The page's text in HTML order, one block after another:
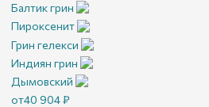
Балтик грин
Пироксенит
Грин гелекси
Индиян грин
Дымовский
от40 904₽